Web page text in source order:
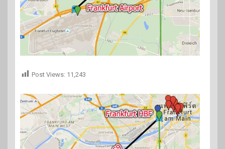
Post Views: 11,243